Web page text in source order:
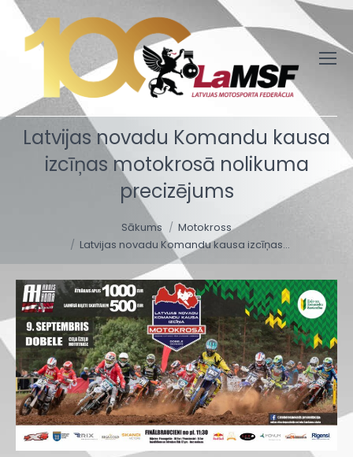
Latvijas novadu Komandu kausa
izcīņas motokrosā nolikuma
precizējums
Sākums
Motokross
Latvijas novadu Komandu kausa izcīņas…